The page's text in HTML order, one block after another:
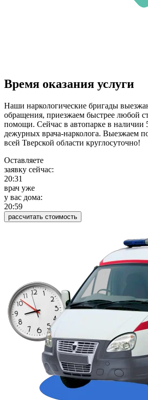
Время оказания услуги
Наши наркологические бригады
обращения, приезжаем быстрее любой
помощи. Сейчас в автопарке в
дежурных врача-нарколога. Выезжаем
всей Тверской области круглосуточно!
Оставляете
заявку сейчас:
20:31
врач уже
у вас дома:
20:59
рассчитать стоимость